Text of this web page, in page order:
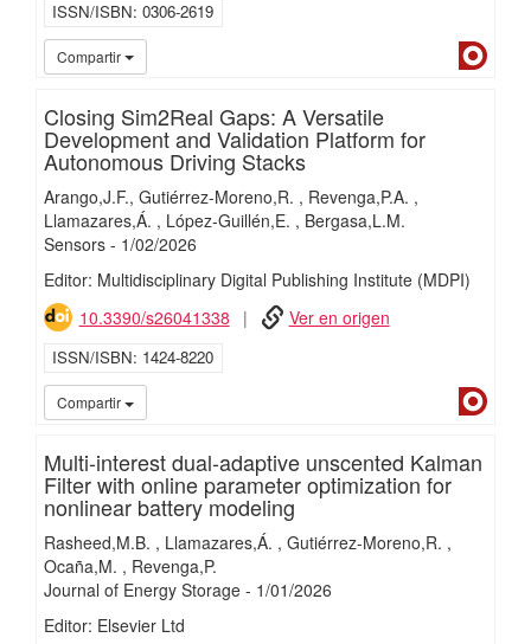
ISSN/ISBN 0306-2619
Compartir
Closing Sim2Real Gaps: A Versatile
Development and Validation Platform for
Autonomous Driving Stacks
Arango,J.F. Gutiérrez-Moreno,R.
Revenga,P.A.
Llamazares,Á.
López-Guillén,E.
Bergasa,L.M.
Sensors- 1/02/2026
Editor: Multidisciplinary Digital Publishing Institute (MDPI)
10.3390/s26041338
Ver en origen
ISSN/ISBN 1424-8220
Compartir
Multi-interest dual-adaptive unscented Kalman
Filter with online parameter optimization for
nonlinear battery modeling
Rasheed,M.B. Llamazares,Á.
Gutiérrez-Moreno,R.
Ocaña,M.
Revenga,P.
Journal of Energy Storage- 1/01/2026
Editor: Elsevier Ltd